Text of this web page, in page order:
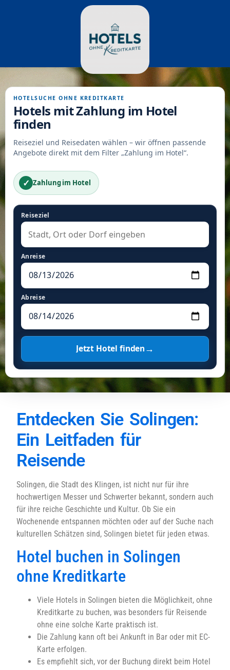
HOTELSUCHE OHNE KREDITKARTE
Hotels mit Zahlung im Hotel
finden
Reiseziel und Reisedaten wählen – wir öffnen passende
Angebote direkt mit dem Filter „Zahlung im Hotel“.
✓ Zahlung im Hotel
Reiseziel
Anreise
Abreise
Jetzt Hotel finden→
Entdecken Sie Solingen:
Ein Leitfaden für
Reisende
Solingen, die Stadt des Klingen, ist nicht nur für ihre
hochwertigen Messer und Schwerter bekannt, sondern auch
für ihre reiche Geschichte und Kultur. Ob Sie ein
Wochenende entspannen möchten oder auf der Suche nach
kulturellen Schätzen sind, Solingen bietet für jeden etwas.
Hotel buchen in Solingen
ohne Kreditkarte
Viele Hotels in Solingen bieten die Möglichkeit, ohne
Kreditkarte zu buchen, was besonders für Reisende
ohne eine solche Karte praktisch ist.
Die Zahlung kann oft bei Ankunft in Bar oder mit EC-
Karte erfolgen.
Es empfiehlt sich, vor der Buchung direkt beim Hotel